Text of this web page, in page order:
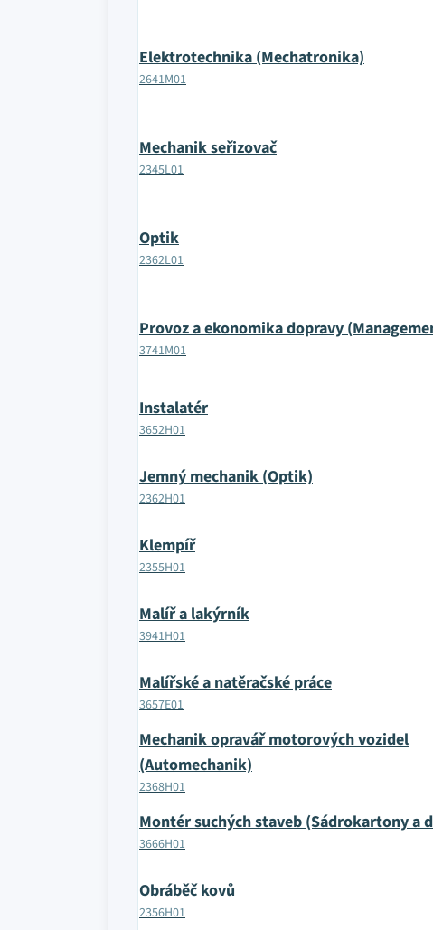
Elektrotechnika (Mechatronika)
2641M01
Mechanik seřizovač
2345L01
Optik
2362L01
Provoz a ekonomika dopravy
3741M01
Instalatér
3652H01
Jemný mechanik (Optik)
2362H01
Klempíř
2355H01
Malíř a lakýrník
3941H01
Malířské a natěračské práce
3657E01
Mechanik opravář motorových vozidel
(Automechanik)
2368H01
Montér suchých staveb (Sádrokartony a
3666H01
Obráběč kovů
2356H01